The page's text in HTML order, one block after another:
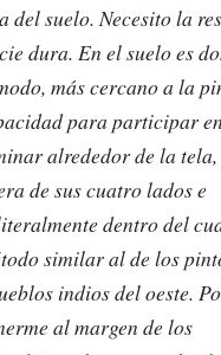
del suelo. Necesito la
dura. En el suelo es
más cercano a la
para participar
alrededor de la
de sus cuatro lados e
dentro del
similar al de los
indios del oeste.
al margen de los